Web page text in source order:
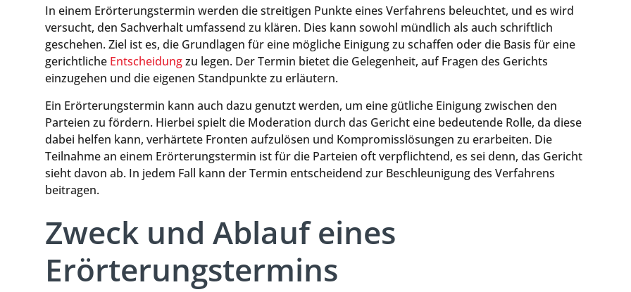
In einem Erörterungstermin werden die streitigen Punkte eines Verfahrens beleuchtet, und es wird
versucht, den Sachverhalt umfassend zu klären. Dies kann sowohl mündlich als auch schriftlich
geschehen. Ziel ist es, die Grundlagen für eine mögliche Einigung zu schaffen oder die Basis für eine
gerichtliche Entscheidungzu legen. Der Termin bietet die Gelegenheit, auf Fragen des Gerichts
einzugehen und die eigenen Standpunkte zu erläutern.
Ein Erörterungstermin kann auch dazu genutzt werden, um eine gütliche Einigung zwischen den
Parteien zu fördern. Hierbei spielt die Moderation durch das Gericht eine bedeutende Rolle, da diese
dabei helfen kann, verhärtete Fronten aufzulösen und Kompromisslösungen zu erarbeiten. Die
Teilnahme an einem Erörterungstermin ist für die Parteien oft verpflichtend, es sei denn, das Gericht
sieht davon ab. In jedem Fall kann der Termin entscheidend zur Beschleunigung des Verfahrens
beitragen.
Zweck und Ablauf eines
Erörterungstermins